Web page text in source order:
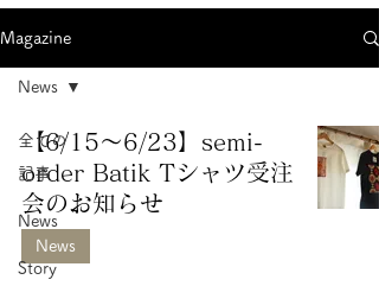
Magazine
全ての
記事
News
Story
News
【6/15～6/23】semi-
order Batik Tシャツ受注
会のお知らせ
News